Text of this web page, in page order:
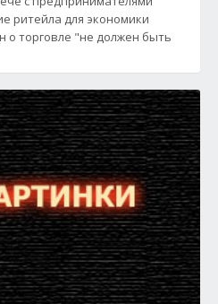
ритейла для экономики
о торговле "не должен быть